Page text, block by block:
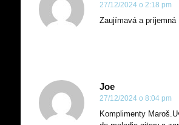
27/12/2024 o 2:18 pm
Zaujímavá a príjemná
Joe
27/12/2024 o 8:04 pm
Komplimenty